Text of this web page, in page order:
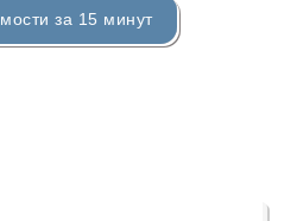
за 15 минут